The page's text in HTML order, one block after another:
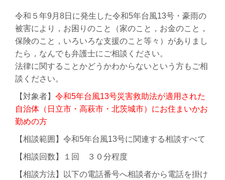
令和５年9月8日に発生した令和5年台風13号・豪雨の
被害により，お困りのこと（家のこと，お金のこと，
保険のこと，いろいろな支援のこと等々）がありまし
たら，なんでも弁護士にご相談ください。
法律に関することかどうかわからないという方もご相
談ください。
【対象者】 令和5年台風13号災害救助法が適用された
自治体（日立市・高萩市・北茨城市）にお住まいかお
勤めの方
【相談範囲】令和5年台風13号に関連する相談すべて
【相談回数】１回 ３０分程度
【相談方法】以下の電話番号へ相談者から電話を掛け